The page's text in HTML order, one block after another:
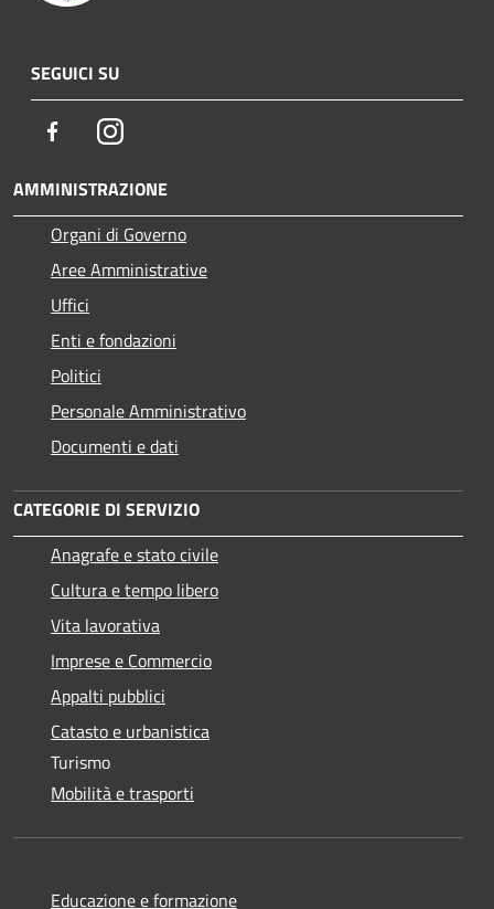
SEGUICI SU
FacebookInstagram
AMMINISTRAZIONE
Organi di Governo
Aree Amministrative
Uffici
Enti e fondazioni
Politici
Personale Amministrativo
Documenti e dati
CATEGORIE DI SERVIZIO
Anagrafe e stato civile
Cultura e tempo libero
Vita lavorativa
Imprese e Commercio
Appalti pubblici
Catasto e urbanistica
Turismo
Mobilità e trasporti
Educazione e formazione